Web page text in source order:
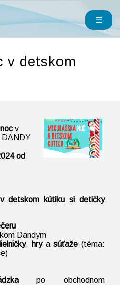
☰
v detskom
v
DANDY
od
detskom kútiku si detičky
Dandym
, hryasúťaže (téma:
po obchodnom